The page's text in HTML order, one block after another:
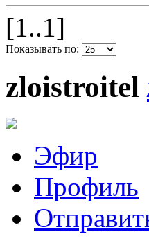
[1..1]
Показывать по:
zloistroitel
Эфир
Профиль